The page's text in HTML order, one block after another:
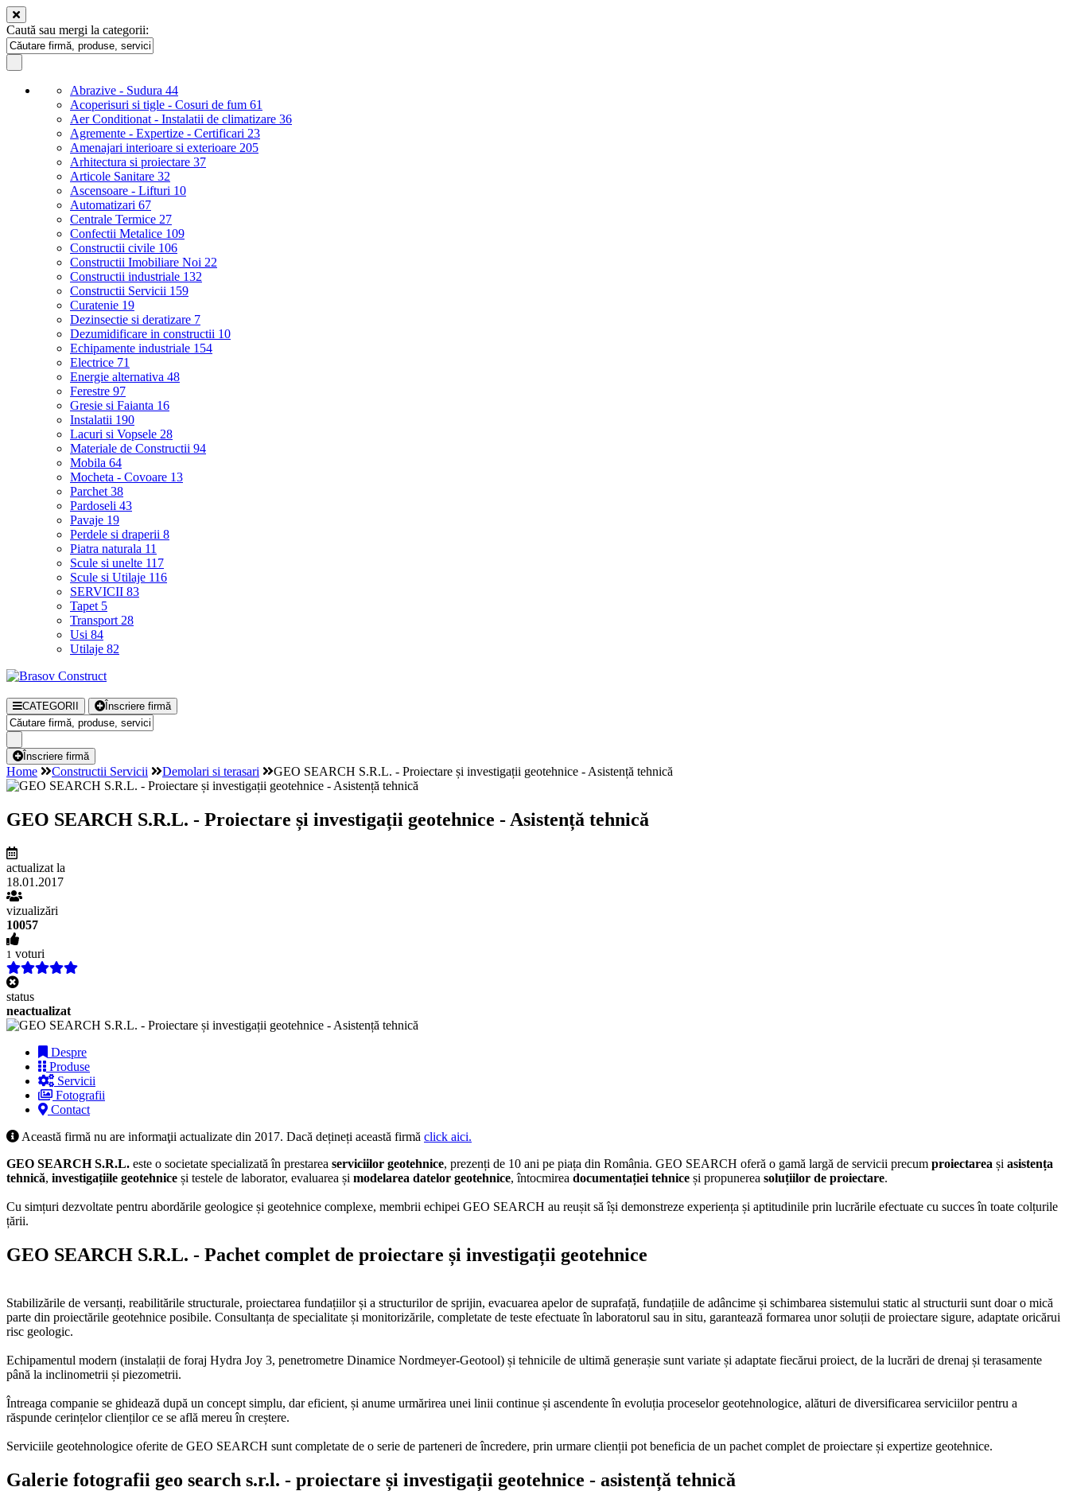
Caută sau mergi la categorii:
Abrazive - Sudura 44
Acoperisuri si tigle - Cosuri de fum 61
Aer Conditionat - Instalatii de climatizare 36
Agremente - Expertize - Certificari 23
Amenajari interioare si exterioare 205
Arhitectura si proiectare 37
Articole Sanitare 32
Ascensoare - Lifturi 10
Automatizari 67
Centrale Termice 27
Confectii Metalice 109
Constructii civile 106
Constructii Imobiliare Noi 22
Constructii industriale 132
Constructii Servicii 159
Curatenie 19
Dezinsectie si deratizare 7
Dezumidificare in constructii 10
Echipamente industriale 154
Electrice 71
Energie alternativa 48
Ferestre 97
Gresie si Faianta 16
Instalatii 190
Lacuri si Vopsele 28
Materiale de Constructii 94
Mobila 64
Mocheta - Covoare 13
Parchet 38
Pardoseli 43
Pavaje 19
Perdele si draperii 8
Piatra naturala 11
Scule si unelte 117
Scule si Utilaje 116
SERVICII 83
Tapet 5
Transport 28
Usi 84
Utilaje 82
CATEGORII Înscriere firmă
Înscriere firmă
Home Constructii Servicii Demolari si terasari GEO SEARCH S.R.L. - Proiectare și investigații geotehnice - Asistență tehnică
GEO SEARCH S.R.L. - Proiectare și investigații geotehnice - Asistență tehnică
actualizat la
18.01.2017
vizualizări
10057
1 voturi
status
neactualizat
Despre
Produse
Servicii
Fotografii
Contact
Această firmă nu are informaţii actualizate din 2017. Dacă dețineți această firmă click aici.
GEO SEARCH S.R.L. este o societate specializată în prestarea serviciilor geotehnice, prezenți de 10 ani pe piața din România. GEO SEARCH oferă o gamă largă de servicii precum proiectarea și asistența
tehnică, investigațiile geotehnice și testele de laborator, evaluarea și modelarea datelor geotehnice, întocmirea documentației tehnice și propunerea soluțiilor de proiectare.
Cu simțuri dezvoltate pentru abordările geologice și geotehnice complexe, membrii echipei GEO SEARCH au reușit să își demonstreze experiența și aptitudinile prin lucrările efectuate cu succes în toate colțurile
țării.
GEO SEARCH S.R.L. - Pachet complet de proiectare și investigații geotehnice
Stabilizările de versanți, reabilitările structurale, proiectarea fundațiilor și a structurilor de sprijin, evacuarea apelor de suprafață, fundațiile de adâncime și schimbarea sistemului static al structurii sunt doar o mică
parte din proiectările geotehnice posibile. Consultanța de specialitate și monitorizările, completate de teste efectuate în laboratorul sau in situ, garantează formarea unor soluții de proiectare sigure, adaptate oricărui
risc geologic.
Echipamentul modern (instalații de foraj Hydra Joy 3, penetrometre Dinamice Nordmeyer-Geotool) și tehnicile de ultimă generașie sunt variate și adaptate fiecărui proiect, de la lucrări de drenaj și terasamente
până la inclinometrii și piezometrii.
Întreaga companie se ghidează după un concept simplu, dar eficient, și anume urmărirea unei linii continue și ascendente în evoluția proceselor geotehnologice, alături de diversificarea serviciilor pentru a
răspunde cerințelor clienților ce se află mereu în creștere.
Serviciile geotehnologice oferite de GEO SEARCH sunt completate de o serie de parteneri de încredere, prin urmare clienții pot beneficia de un pachet complet de proiectare și expertize geotehnice.
Galerie fotografii geo search s.r.l. - proiectare și investigații geotehnice - asistență tehnică